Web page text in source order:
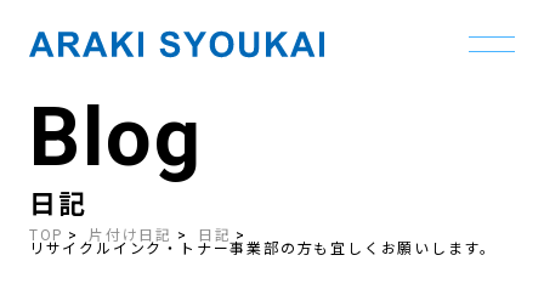
contentBlog
日記
TOP 片付け日記 日記
リサイクルインク・トナー事業部の方も宜しくお願いします。